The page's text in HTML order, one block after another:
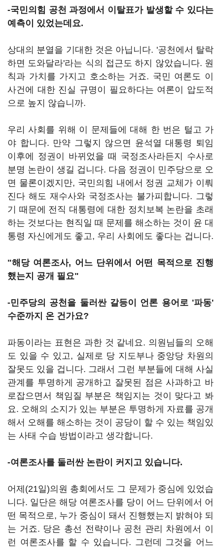
-국민의힘 공천 과정에서 이탈표가 발생할 수 있다는
예측이 있었는데요.
상대의 분열을 기대한 것은 아닙니다. '공천에서 탈락
하면 도와달라'라는 식의 접근도 하지 않았습니다. 원
칙과 가치를 가지고 호소하는 거죠. 국민 여론도 이
사건에 대한 진실 규명이 필요하다는 여론이 압도적
으로 높지 않습니까.
우리 사회를 위해 이 문제들에 대해 한 번은 털고 가
야 합니다. 만약 그렇지 않으면 윤석열 대통령 퇴임
이후에 정권이 바뀌었을 때 국정조사라든지 수사로
분명 논란이 생길 겁니다. 다음 정권이 민주당으로 오
면 물론이겠지만, 국민의힘 내에서 정권 교체가 이뤄
진다 해도 재수사와 국정조사는 불가피합니다. 그렇
기 때문에 전직 대통령에 대한 정치보복 논란을 초래
하는 것보다는 현직일 때 문제를 해소하는 것이 윤 대
통령 자신에게도 좋고, 우리 사회에도 좋다는 겁니다.
"해당 여론조사, 어느 단위에서 어떤 목적으로 진행
했는지 공개 필요"
-민주당의 공천을 둘러싼 갈등이 언론 용어로 '파동'
수준까지 온 건가요?
파동이라는 표현은 과한 것 같네요. 의원님들의 오해
도 있을 수 있고, 실제로 당 지도부나 중앙당 차원의
잘못도 있을 겁니다. 그래서 그런 부분들에 대해 사실
관계를 투명하게 공개하고 잘못된 점은 사과하고 바
로잡으면서 책임질 부분은 책임지는 것이 맞다고 봐
요. 오해의 소지가 있는 부분은 투명하게 자료를 공개
해서 오해를 해소하는 것이 공당이 할 수 있는 책임있
는 사태 수습 방법이라고 생각합니다.
-여론조사를 둘러싼 논란이 커지고 있습니다.
어제(21일)의원 총회에서도 그 문제가 중심에 있었습
니다. 일단은 해당 여론조사를 당이 어느 단위에서 어
떤 목적으로, 누가 중심이 돼서 진행했는지 밝혀야 되
는 거죠. 당은 총선 전략이나 공천 관리 차원에서 이
런 여론조사를 할 수 있습니다. 그런데 그것을 어느